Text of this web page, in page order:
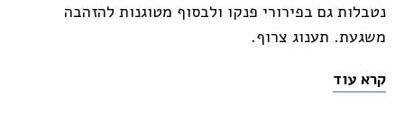
נטבלות גם בפירורי פנקו ולבסוף מטוגנות להזהבה
משגעת. תענוג צרוף.
קרא עוד